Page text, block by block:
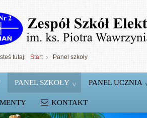
tutaj: Start Panel szkoły
PANEL SZKOŁY PANEL UCZNIA
KONTAKT